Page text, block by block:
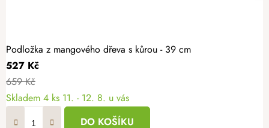
Podložka z mangového dřeva s kůrou - 39 cm
527 Kč
659 Kč
Skladem 4 ks 11. - 12. 8. u vás
DO KOŠÍKU